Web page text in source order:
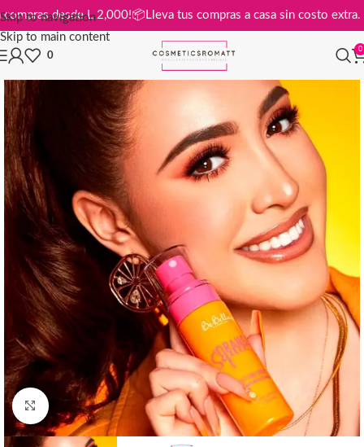
Skip to navigation
Skip to main content
en compras desde L 2,000!📦Lleva tus compras a casa sin costo
0
0
Click to enlarge